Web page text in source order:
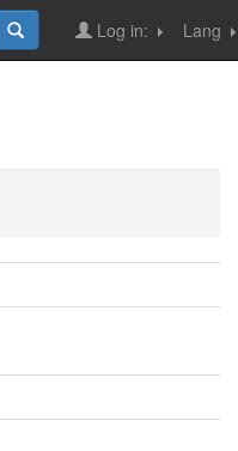
Lang
Log in: